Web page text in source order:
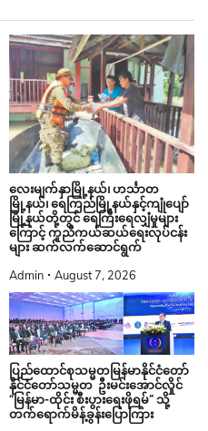
လေးမျက်နှာမြို့နယ်၊ ဟင်္သာတ
မြို့နယ်၊ ရေကြည်မြို့နယ်နှင့်ကျုံပျော်
မြို့နယ်တို့တွင် ရေကြီးရေလျှံမှုများ
ကြောင့် ကူညီကယ်ဆယ်ရေးလုပ်ငန်း
များ ဆက်လက်ဆောင်ရွက်
Admin August 7, 2026
ပြည်ထောင်စုသမ္မတမြန်မာနိုင်ငံတော်
နိုင်ငံတော်သမ္မတ ဦးမင်းအောင်လှိုင်
“မြန်မာ-ထိုင်း စီးပွားရေးဖိုရမ်” သို့
တက်ရောက်မိန့်ခွန်းပြောကြား